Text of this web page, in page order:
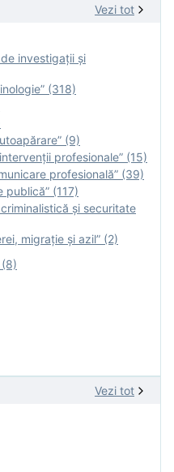
Vezi tot
investigaţii şi
(318)
(9)
profesionale” (15)
profesională” (39)
publică” (117)
și securitate
migrație și azil” (2)
Vezi tot